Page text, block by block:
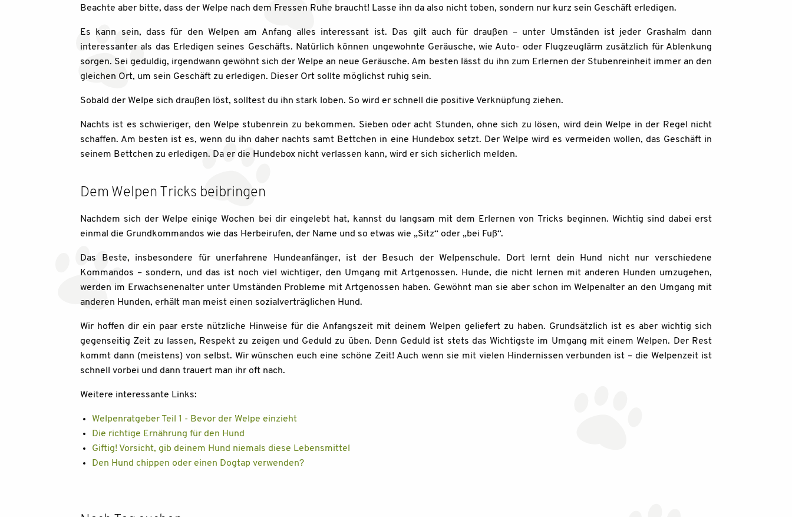
Beachte aber bitte, dass der Welpe nach dem Fressen Ruhe braucht! Lasse ihn da also nicht toben, sondern nur kurz sein Geschäft erledigen.
Es kann sein, dass für den Welpen am Anfang alles interessant ist. Das gilt auch für draußen – unter Umständen ist jeder Grashalm dann
interessanter als das Erledigen seines Geschäfts. Natürlich können ungewohnte Geräusche, wie Auto- oder Flugzeuglärm zusätzlich für Ablenkung
sorgen. Sei geduldig, irgendwann gewöhnt sich der Welpe an neue Geräusche. Am besten lässt du ihn zum Erlernen der Stubenreinheit immer an den
gleichen Ort, um sein Geschäft zu erledigen. Dieser Ort sollte möglichst ruhig sein.
Sobald der Welpe sich draußen löst, solltest du ihn stark loben. So wird er schnell die positive Verknüpfung ziehen.
Nachts ist es schwieriger, den Welpe stubenrein zu bekommen. Sieben oder acht Stunden, ohne sich zu lösen, wird dein Welpe in der Regel nicht
schaffen. Am besten ist es, wenn du ihn daher nachts samt Bettchen in eine Hundebox setzt. Der Welpe wird es vermeiden wollen, das Geschäft in
seinem Bettchen zu erledigen. Da er die Hundebox nicht verlassen kann, wird er sich sicherlich melden.
Dem Welpen Tricks beibringen
Nachdem sich der Welpe einige Wochen bei dir eingelebt hat, kannst du langsam mit dem Erlernen von Tricks beginnen. Wichtig sind dabei erst
einmal die Grundkommandos wie das Herbeirufen, der Name und so etwas wie „Sitz“ oder „bei Fuß“.
Das Beste, insbesondere für unerfahrene Hundeanfänger, ist der Besuch der Welpenschule. Dort lernt dein Hund nicht nur verschiedene
Kommandos – sondern, und das ist noch viel wichtiger, den Umgang mit Artgenossen. Hunde, die nicht lernen mit anderen Hunden umzugehen,
werden im Erwachsenenalter unter Umständen Probleme mit Artgenossen haben. Gewöhnt man sie aber schon im Welpenalter an den Umgang mit
anderen Hunden, erhält man meist einen sozialverträglichen Hund.
Wir hoffen dir ein paar erste nützliche Hinweise für die Anfangszeit mit deinem Welpen geliefert zu haben. Grundsätzlich ist es aber wichtig sich
gegenseitig Zeit zu lassen, Respekt zu zeigen und Geduld zu üben. Denn Geduld ist stets das Wichtigste im Umgang mit einem Welpen. Der Rest
kommt dann (meistens) von selbst. Wir wünschen euch eine schöne Zeit! Auch wenn sie mit vielen Hindernissen verbunden ist – die Welpenzeit ist
schnell vorbei und dann trauert man ihr oft nach.
Weitere interessante Links:
Welpenratgeber Teil 1 - Bevor der Welpe einzieht
Die richtige Ernährung für den Hund
Giftig! Vorsicht, gib deinem Hund niemals diese Lebensmittel
Den Hund chippen oder einen Dogtap verwenden?